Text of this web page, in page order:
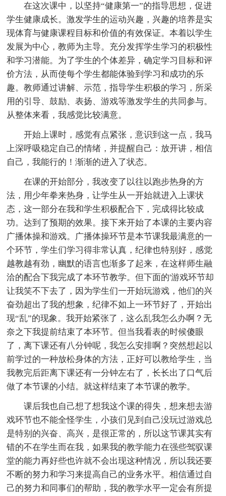
在这次课中，以坚持“健康第一”的指导思想，促进
学生健康成长。激发学生的运动兴趣，兴趣的培养是实
现体育与健康课程目标和价值的有效保证。本着以学生
发展为中心，教师为主导。充分发挥学生学习的积极性
和学习潜能。为了学生的个体差异，确定学习目标和评
价方法，从而使每个学生都能体验到学习和成功的乐
趣。教师通过讲解、示范，指导学生积极的学习，所采
用的引导、鼓励、表扬、游戏等激发学生的共同参与。
从整体来看，我感觉比较满意。
开始上课时，感觉有点紧张，意识到这一点，我马
上深呼吸稳定自己的情绪，并提醒自己：放开讲，相信
自己，我能行的！渐渐的进入了状态。
在课的开始部分，我改变了以往以跑步热身的方
法，用少年拳来热身，让学生从一开始就进入上课状
态，这一部分在我和学生积极配合下，完成得比较成
功。达到了预期的效果。接下来开始了本课的主要内容
广播体操和游戏。广播体操环节是本节课我最满意的一
个环节，学生们学习得非常认真，纪律也特别好，感觉
越教越有劲，幽默的语言也渐多了起来，在这样师生融
洽的配合下我完成了本环节教学。但下面的'游戏环节却
让我笑不下去了，因为学生们一开始玩游戏，他们的兴
奋劲超出了我的想象，纪律不如上一环节好了，开始出
现“乱”的现象。我开始紧张了，这么乱我怎么办啊？无
奈之下我提前结束了本环节。但当我看表的时候傻眼
了，离下课还有八分钟呢，我怎么安排啊？突然想起以
前学过的一种放松身体的方法，正好可以教给学生，当
我教完后距离下课还有一分钟左右了，长长出了口气后
做了本节课的小结。就这样结束了本节课的教学。
课后我也自己想了想我这个课的得失，想来想去游
戏环节也不能全怪学生，小孩们见到自己没玩过游戏总
是特别的兴奋、高兴，是很正常的，所以这节课其实有
错的不在学生而在我，如果我的教学能力在强些驾驭课
堂的能力再好些也许就不会出现这种情况，所以我还要
不断的努力和学习来提高自己的业务水平。相信通过自
己的努力和同事们的帮助，我的教学水平一定会有所提